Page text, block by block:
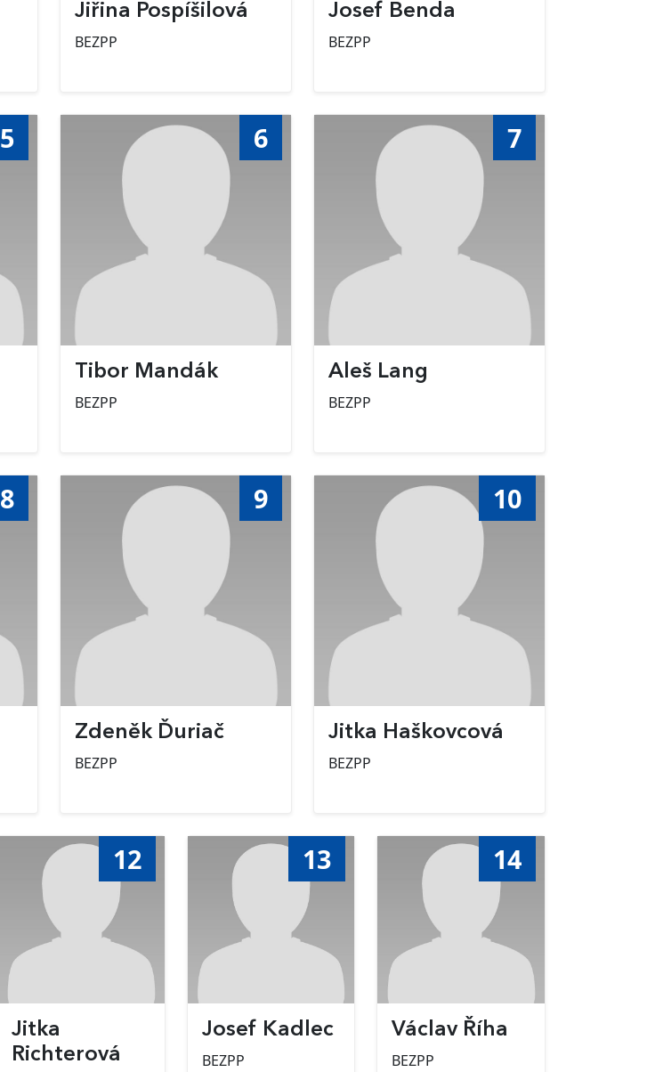
Jiřina Pospíšilová
BEZPP
Josef Benda
BEZPP
5 6
Tibor Mandák
BEZPP
7
Aleš Lang
BEZPP
8 9
Zdeněk Ďuriač
BEZPP
10
Jitka Haškovcová
BEZPP
12
Jitka
Richterová
13
Josef Kadlec
BEZPP
14
Václav Říha
BEZPP